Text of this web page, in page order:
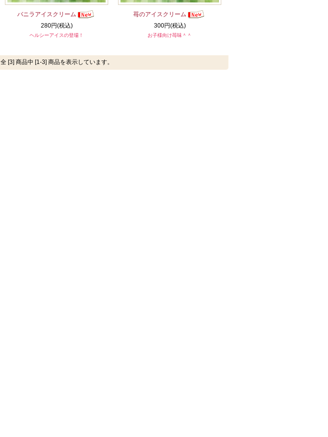
バニラアイスクリーム
280円(税込)
ヘルシーアイスの登場！
苺のアイスクリーム
300円(税込)
お子様向け苺味＾＾
全 [3] 商品中 [1-3] 商品を表示しています。